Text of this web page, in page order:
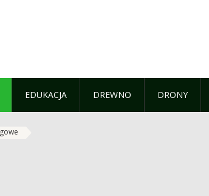
EDUKACJA DREWNO DRONY